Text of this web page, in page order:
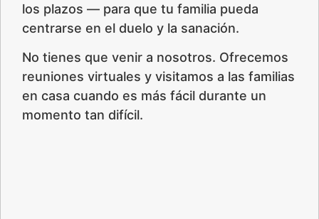
los plazos — para que tu familia pueda
centrarse en el duelo y la sanación.
No tienes que venir a nosotros. Ofrecemos
reuniones virtuales y visitamos a las familias
en casa cuando es más fácil durante un
momento tan difícil.